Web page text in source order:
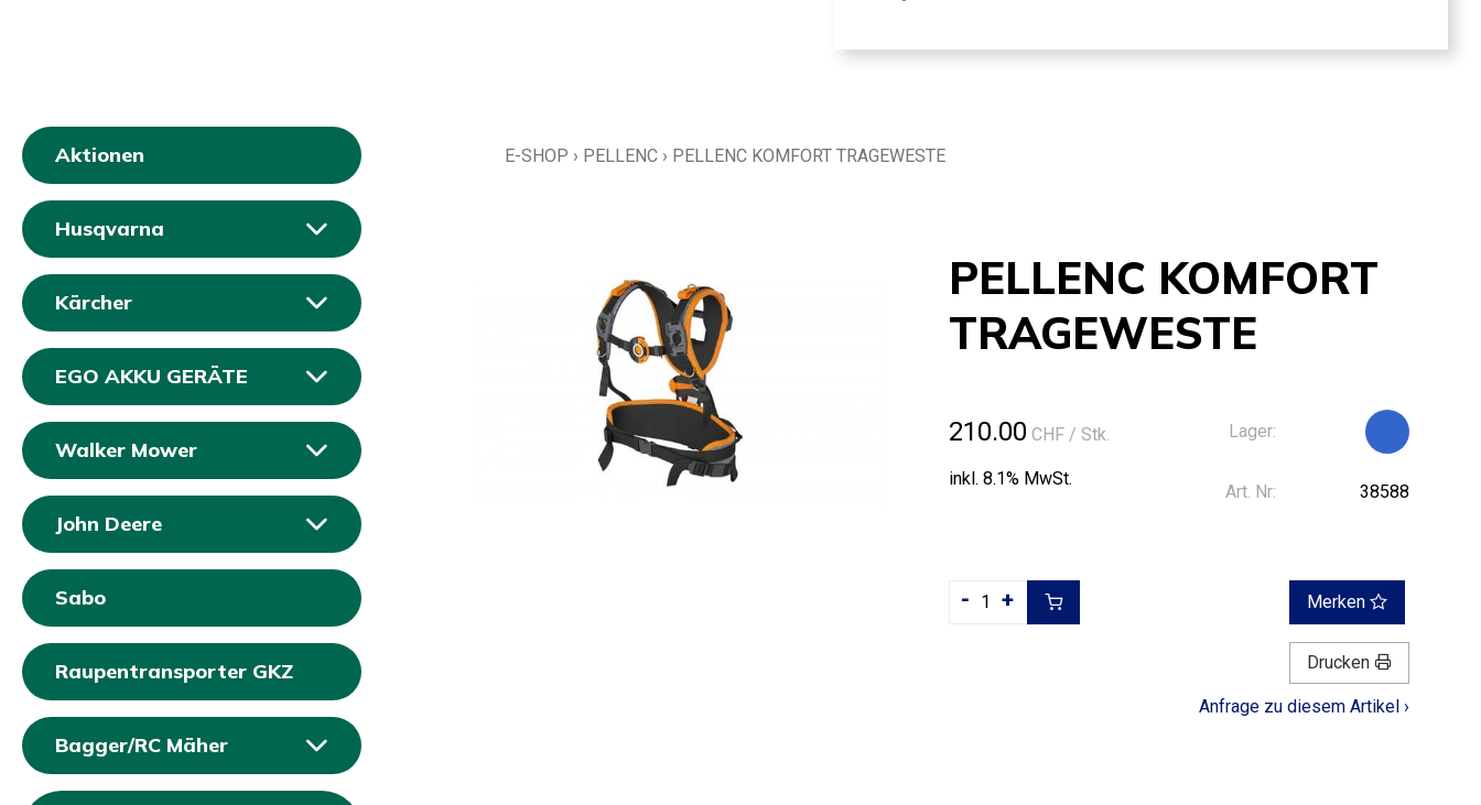
Aktionen
Husqvarna
Kärcher
EGO AKKU GERÄTE
Walker Mower
John Deere
Sabo
Raupentransporter GKZ
Bagger/RC Mäher
E-SHOP › PELLENC › PELLENC KOMFORT TRAGEWESTE
PELLENC KOMFORT
TRAGEWESTE
210.00 CHF / Stk.
inkl. 8.1% MwSt.
Lager:
Art. Nr: 38588
- + Merken
Drucken
Anfrage zu diesem Artikel ›